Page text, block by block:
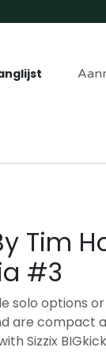
Tim
#3
solo options
are compact
Sizzix